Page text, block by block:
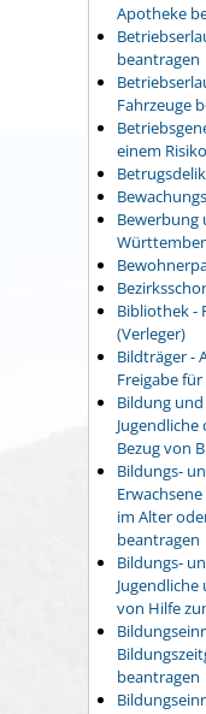
Apotheke
beantragen
Fahrzeuge
einem
Bewerbung
Bibliothek -
(Verleger)
Bildträger -
Freigabe
Bildung
Bezug von
Bildungs-
im Alter
beantragen
Bildungs-
Jugendliche
von Hilfe
beantragen